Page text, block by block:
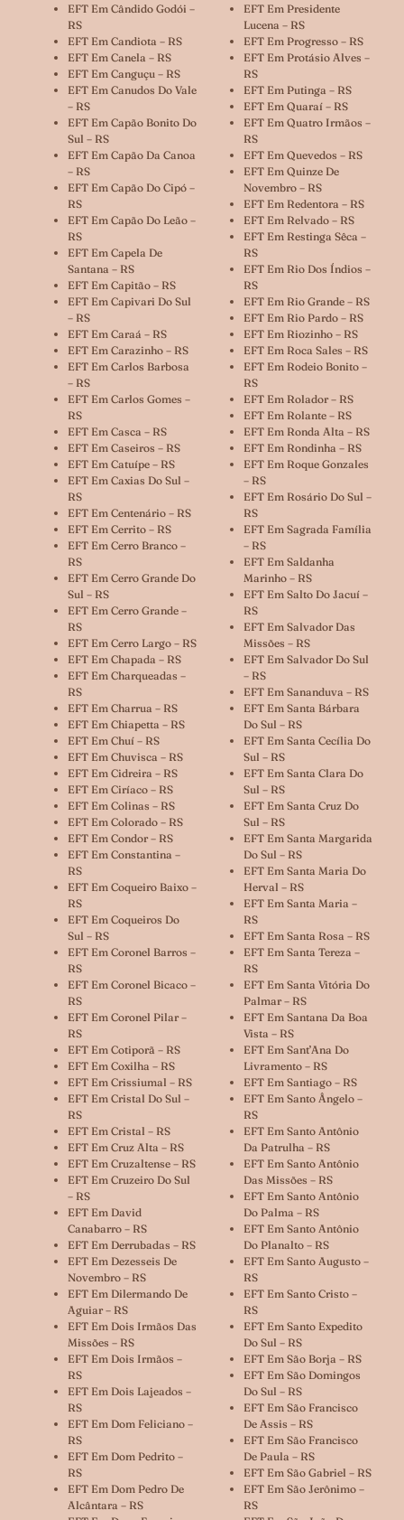
EFT Em Cândido Godói –
RS
EFT Em Candiota – RS
EFT Em Canela – RS
EFT Em Canguçu – RS
EFT Em Canudos Do Vale
– RS
EFT Em Capão Bonito Do
Sul – RS
EFT Em Capão Da Canoa
– RS
EFT Em Capão Do Cipó –
RS
EFT Em Capão Do Leão –
RS
EFT Em Capela De
Santana – RS
EFT Em Capitão – RS
EFT Em Capivari Do Sul
– RS
EFT Em Caraá – RS
EFT Em Carazinho – RS
EFT Em Carlos Barbosa
– RS
EFT Em Carlos Gomes –
RS
EFT Em Casca – RS
EFT Em Caseiros – RS
EFT Em Catuípe – RS
EFT Em Caxias Do Sul –
RS
EFT Em Centenário – RS
EFT Em Cerrito – RS
EFT Em Cerro Branco –
RS
EFT Em Cerro Grande Do
Sul – RS
EFT Em Cerro Grande –
RS
EFT Em Cerro Largo – RS
EFT Em Chapada – RS
EFT Em Charqueadas –
RS
EFT Em Charrua – RS
EFT Em Chiapetta – RS
EFT Em Chuí – RS
EFT Em Chuvisca – RS
EFT Em Cidreira – RS
EFT Em Ciríaco – RS
EFT Em Colinas – RS
EFT Em Colorado – RS
EFT Em Condor – RS
EFT Em Constantina –
RS
EFT Em Coqueiro Baixo –
RS
EFT Em Coqueiros Do
Sul – RS
EFT Em Coronel Barros –
RS
EFT Em Coronel Bicaco –
RS
EFT Em Coronel Pilar –
RS
EFT Em Cotiporã – RS
EFT Em Coxilha – RS
EFT Em Crissiumal – RS
EFT Em Cristal Do Sul –
RS
EFT Em Cristal – RS
EFT Em Cruz Alta – RS
EFT Em Cruzaltense – RS
EFT Em Cruzeiro Do Sul
– RS
EFT Em David
Canabarro – RS
EFT Em Derrubadas – RS
EFT Em Dezesseis De
Novembro – RS
EFT Em Dilermando De
Aguiar – RS
EFT Em Dois Irmãos Das
Missões – RS
EFT Em Dois Irmãos –
RS
EFT Em Dois Lajeados –
RS
EFT Em Dom Feliciano –
RS
EFT Em Dom Pedrito –
RS
EFT Em Dom Pedro De
Alcântara – RS
EFT Em Presidente
Lucena – RS
EFT Em Progresso – RS
EFT Em Protásio Alves –
RS
EFT Em Putinga – RS
EFT Em Quaraí – RS
EFT Em Quatro Irmãos –
RS
EFT Em Quevedos – RS
EFT Em Quinze De
Novembro – RS
EFT Em Redentora – RS
EFT Em Relvado – RS
EFT Em Restinga Sêca –
RS
EFT Em Rio Dos Índios –
RS
EFT Em Rio Grande – RS
EFT Em Rio Pardo – RS
EFT Em Riozinho – RS
EFT Em Roca Sales – RS
EFT Em Rodeio Bonito –
RS
EFT Em Rolador – RS
EFT Em Rolante – RS
EFT Em Ronda Alta – RS
EFT Em Rondinha – RS
EFT Em Roque Gonzales
– RS
EFT Em Rosário Do Sul –
RS
EFT Em Sagrada Família
– RS
EFT Em Saldanha
Marinho – RS
EFT Em Salto Do Jacuí –
RS
EFT Em Salvador Das
Missões – RS
EFT Em Salvador Do Sul
– RS
EFT Em Sananduva – RS
EFT Em Santa Bárbara
Do Sul – RS
EFT Em Santa Cecília Do
Sul – RS
EFT Em Santa Clara Do
Sul – RS
EFT Em Santa Cruz Do
Sul – RS
EFT Em Santa Margarida
Do Sul – RS
EFT Em Santa Maria Do
Herval – RS
EFT Em Santa Maria –
RS
EFT Em Santa Rosa – RS
EFT Em Santa Tereza –
RS
EFT Em Santa Vitória Do
Palmar – RS
EFT Em Santana Da Boa
Vista – RS
EFT Em Sant’Ana Do
Livramento – RS
EFT Em Santiago – RS
EFT Em Santo Ângelo –
RS
EFT Em Santo Antônio
Da Patrulha – RS
EFT Em Santo Antônio
Das Missões – RS
EFT Em Santo Antônio
Do Palma – RS
EFT Em Santo Antônio
Do Planalto – RS
EFT Em Santo Augusto –
RS
EFT Em Santo Cristo –
RS
EFT Em Santo Expedito
Do Sul – RS
EFT Em São Borja – RS
EFT Em São Domingos
Do Sul – RS
EFT Em São Francisco
De Assis – RS
EFT Em São Francisco
De Paula – RS
EFT Em São Gabriel – RS
EFT Em São Jerônimo –
RS